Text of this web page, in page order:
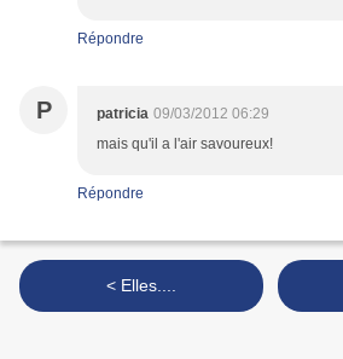
Répondre
P patricia 09/03/2012 06:29
mais qu'il a l'air savoureux!
Répondre
< Elles....